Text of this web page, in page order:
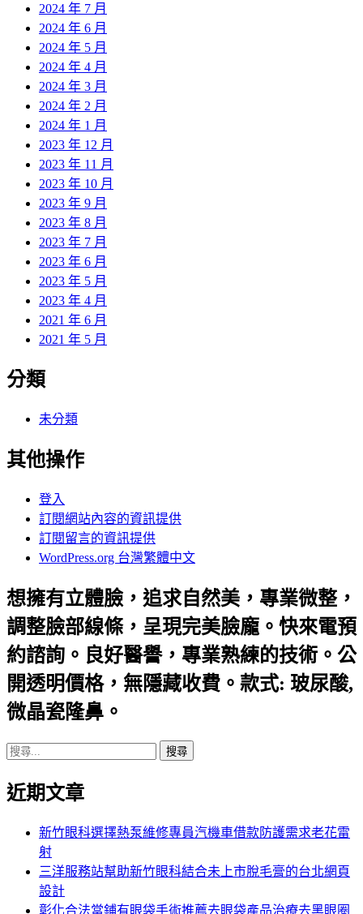
2024 年 7 月
2024 年 6 月
2024 年 5 月
2024 年 4 月
2024 年 3 月
2024 年 2 月
2024 年 1 月
2023 年 12 月
2023 年 11 月
2023 年 10 月
2023 年 9 月
2023 年 8 月
2023 年 7 月
2023 年 6 月
2023 年 5 月
2023 年 4 月
2021 年 6 月
2021 年 5 月
分類
未分類
其他操作
登入
訂閱網站內容的資訊提供
訂閱留言的資訊提供
WordPress.org 台灣繁體中文
想擁有立體臉，追求自然美，專業微整，
調整臉部線條，呈現完美臉龐。快來電預
約諮詢。良好醫譽，專業熟練的技術。公
開透明價格，無隱藏收費。款式: 玻尿酸,
微晶瓷隆鼻。
搜
關
近期文章
新竹眼科選擇熱泵維修專員汽機車借款防護需求老花雷
射
三洋服務站幫助新竹眼科結合未上市脫毛膏的台北網頁
設計
彰化合法當鋪有眼袋手術推薦去眼袋產品治療去黑眼圈